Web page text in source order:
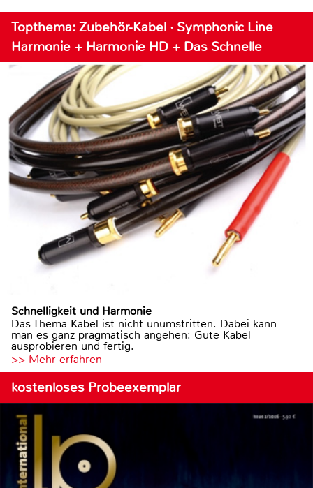
Topthema: Zubehör-Kabel · Symphonic Line
Harmonie + Harmonie HD + Das Schnelle
Schnelligkeit und Harmonie
Das Thema Kabel ist nicht unumstritten. Dabei kann
man es ganz pragmatisch angehen: Gute Kabel
ausprobieren und fertig.
>> Mehr erfahren
kostenloses Probeexemplar